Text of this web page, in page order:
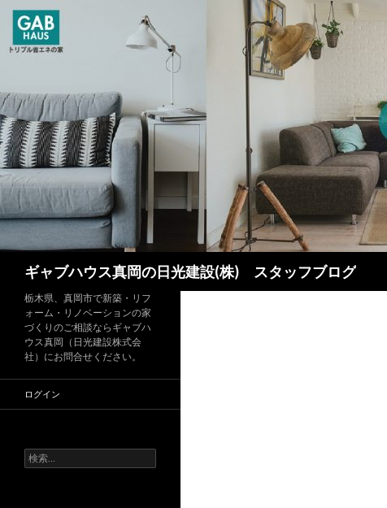
ギャブハウス真岡の日光建設(株) スタッフブログ
栃木県、真岡市で新築・リフ
ォーム・リノベーションの家
づくりのご相談ならギャブハ
ウス真岡（日光建設株式会
社）にお問合せください。
ログイン
検
索: